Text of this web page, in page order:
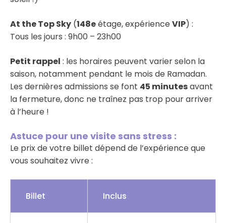
At the Top Sky (148eétage, expérienceVIP) :
Tous les jours : 9h00 – 23h00
Petit rappel : les horaires peuvent varier selon la
saison, notamment pendant le mois de Ramadan.
Les dernières admissions se font 45 minutesavant
la fermeture, donc ne traînez pas trop pour arriver
à l’heure !
Astuce pour une visite sans stress :
Le prix de votre billet dépend de l’expérience que
vous souhaitez vivre :
Billet Inclus